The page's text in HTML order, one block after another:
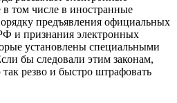
том числе в иностранные
предъявления официальных
и признания электронных
установлены специальными
бы следовали этим законам,
резво и быстро штрафовать